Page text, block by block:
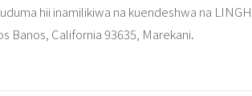
hii inamilikiwa na kuendeshwa na
Banos, California 93635, Marekani.